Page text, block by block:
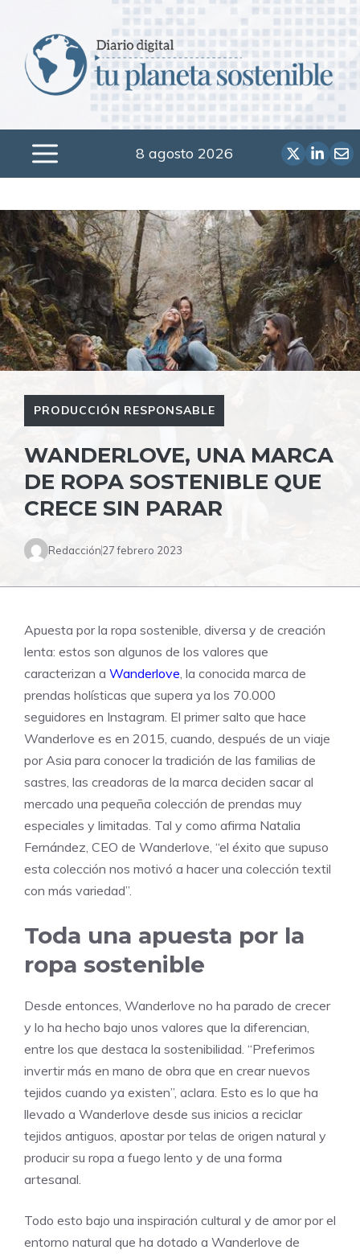
contenido
Menú
8 agosto 2026
PRODUCCIÓN RESPONSABLE
WANDERLOVE, UNA MARCA
DE ROPA SOSTENIBLE QUE
CRECE SIN PARAR
Redacción27 febrero 2023
Apuesta por la ropa sostenible, diversa y de creación
lenta: estos son algunos de los valores que
caracterizan a Wanderlove, la conocida marca de
prendas holísticas que supera ya los 70.000
seguidores en Instagram. El primer salto que hace
Wanderlove es en 2015, cuando, después de un viaje
por Asia para conocer la tradición de las familias de
sastres, las creadoras de la marca deciden sacar al
mercado una pequeña colección de prendas muy
especiales y limitadas. Tal y como afirma Natalia
Fernández, CEO de Wanderlove, “el éxito que supuso
esta colección nos motivó a hacer una colección textil
con más variedad”.
Toda una apuesta por la
ropa sostenible
Desde entonces, Wanderlove no ha parado de crecer
y lo ha hecho bajo unos valores que la diferencian,
entre los que destaca la sostenibilidad. “Preferimos
invertir más en mano de obra que en crear nuevos
tejidos cuando ya existen”, aclara. Esto es lo que ha
llevado a Wanderlove desde sus inicios a reciclar
tejidos antiguos, apostar por telas de origen natural y
producir su ropa a fuego lento y de una forma
artesanal.
Todo esto bajo una inspiración cultural y de amor por el
entorno natural que ha dotado a Wanderlove de